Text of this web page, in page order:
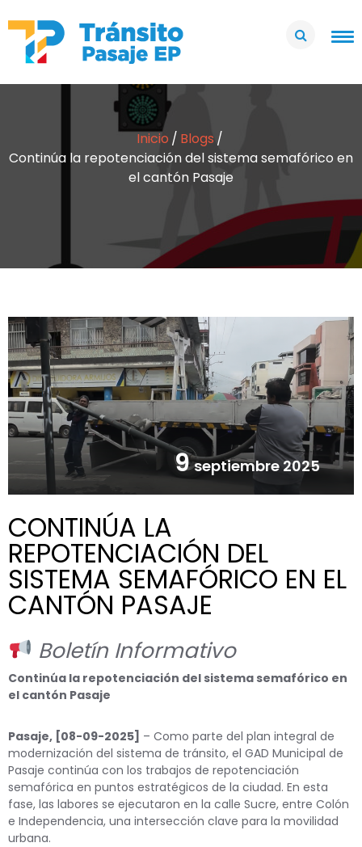
Inicio
Blogs
Continúa la repotenciación del sistema semafórico en
el cantón Pasaje
9 septiembre 2025
CONTINÚA LA
REPOTENCIACIÓN DEL
SISTEMA SEMAFÓRICO EN EL
CANTÓN PASAJE
Boletín Informativo
Continúa la repotenciación del sistema semafórico en
el cantón Pasaje
Pasaje, [08-09-2025] – Como parte del plan integral de
modernización del sistema de tránsito, el GAD Municipal de
Pasaje continúa con los trabajos de repotenciación
semafórica en puntos estratégicos de la ciudad. En esta
fase, las labores se ejecutaron en la calle Sucre, entre Colón
e Independencia, una intersección clave para la movilidad
urbana.